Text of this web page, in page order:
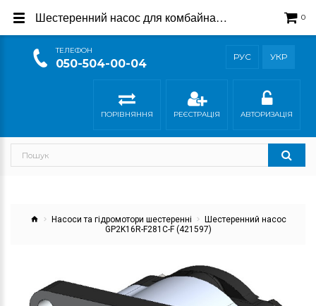
ТEЛЕФОН
050-504-00-04
РУС УКР
0
ПОРІВНЯННЯ РЕЄСТРАЦІЯ АВТОРИЗАЦІЯ
Насоси та гідромотори шестеренні
Шестеренний насос
GP2K16R-F281C-F (421597)
Шестеренний насос для комбайна Clayson (421597)